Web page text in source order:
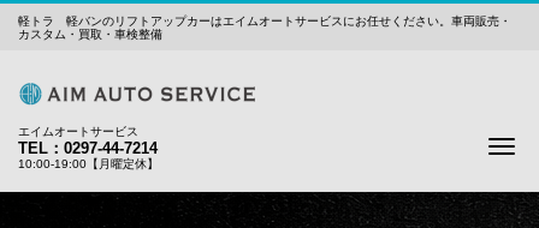
軽トラ 軽バンのリフトアップカーはエイムオートサービスにお任せください。車両販売・
カスタム・買取・車検整備
エイムオートサービス
TEL：0297-44-7214
10:00-19:00【月曜定休】